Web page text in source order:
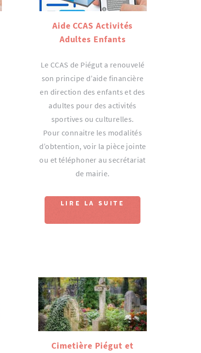
Aide CCAS Activités
Adultes Enfants
Le CCAS de Piégut a renouvelé
son principe d’aide financière
en direction des enfants et des
adultes pour des activités
sportives ou culturelles.
Pour connaitre les modalités
d’obtention, voir la pièce jointe
ou et téléphoner au secrétariat
de mairie.
LIRE LA SUITE
Cimetière Piégut et